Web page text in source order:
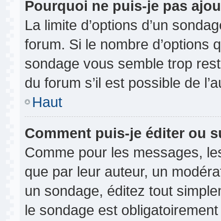
Pourquoi ne puis-je pas
La limite d’options d’un
forum. Si le nombre d’options
sondage vous semble trop
du forum s’il est possible de
Haut
Comment puis-je éditer ou
Comme pour les messages,
que par leur auteur, un
un sondage, éditez tout
le sondage est